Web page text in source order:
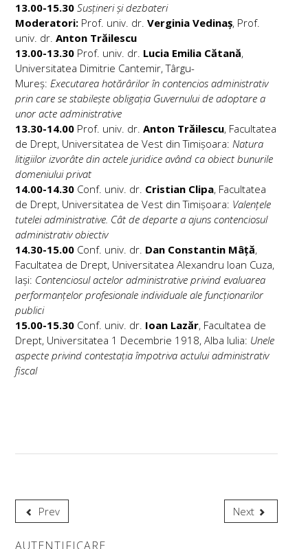
13.00-15.30 Susțineri și dezbateri
Moderatori: Prof. univ. dr. Verginia Vedinaș, Prof.
univ. dr. Anton Trăilescu
13.00-13.30 Prof. univ. dr. Lucia Emilia Cătană,
Universitatea Dimitrie Cantemir, Târgu-
Mureș: Executarea hotărârilor în contencios administrativ
prin care se stabilește obligația Guvernului de adoptare a
unor acte administrative
13.30-14.00 Prof. univ. dr. Anton Trăilescu, Facultatea
de Drept, Universitatea de Vest din Timișoara: Natura
litigiilor izvorâte din actele juridice având ca obiect bunurile
domeniului privat
14.00-14.30 Conf. univ. dr. Cristian Clipa, Facultatea
de Drept, Universitatea de Vest din Timișoara: Valențele
tutelei administrative. Cât de departe a ajuns contenciosul
administrativ obiectiv
14.30-15.00 Conf. univ. dr. Dan Constantin Mâță,
Facultatea de Drept, Universitatea Alexandru Ioan Cuza,
Iași: Contenciosul actelor administrative privind evaluarea
performanțelor profesionale individuale ale funcționarilor
publici
15.00-15.30 Conf. univ. dr. Ioan Lazăr, Facultatea de
Drept, Universitatea 1 Decembrie 1918, Alba Iulia: Unele
aspecte privind contestația împotriva actului administrativ
fiscal
Prev Next
AUTENTIFICARE